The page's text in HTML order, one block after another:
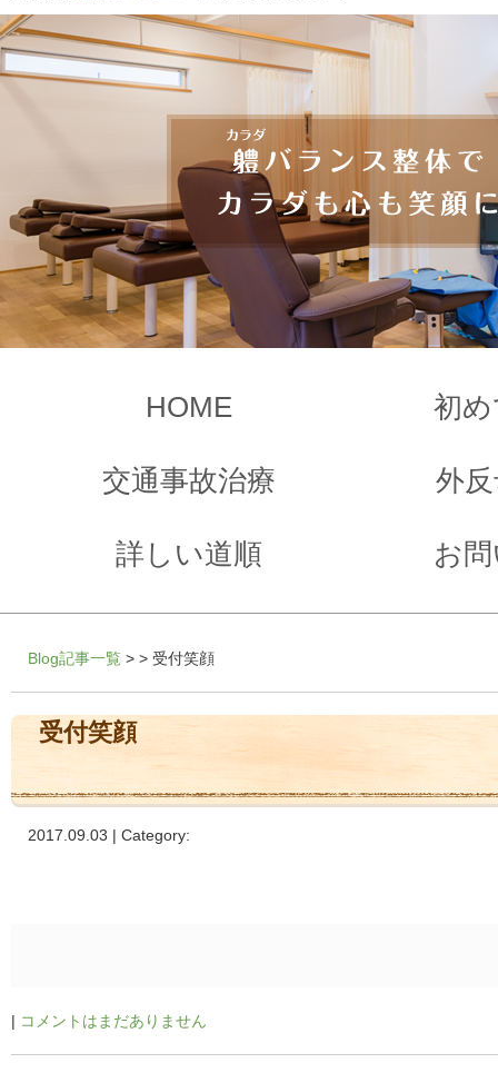
HOME 初
交通事故治療 外
詳しい道順 お
Blog記事一覧 > > 受付笑顔
受付笑顔
2017.09.03 | Category:
| コメントはまだありません